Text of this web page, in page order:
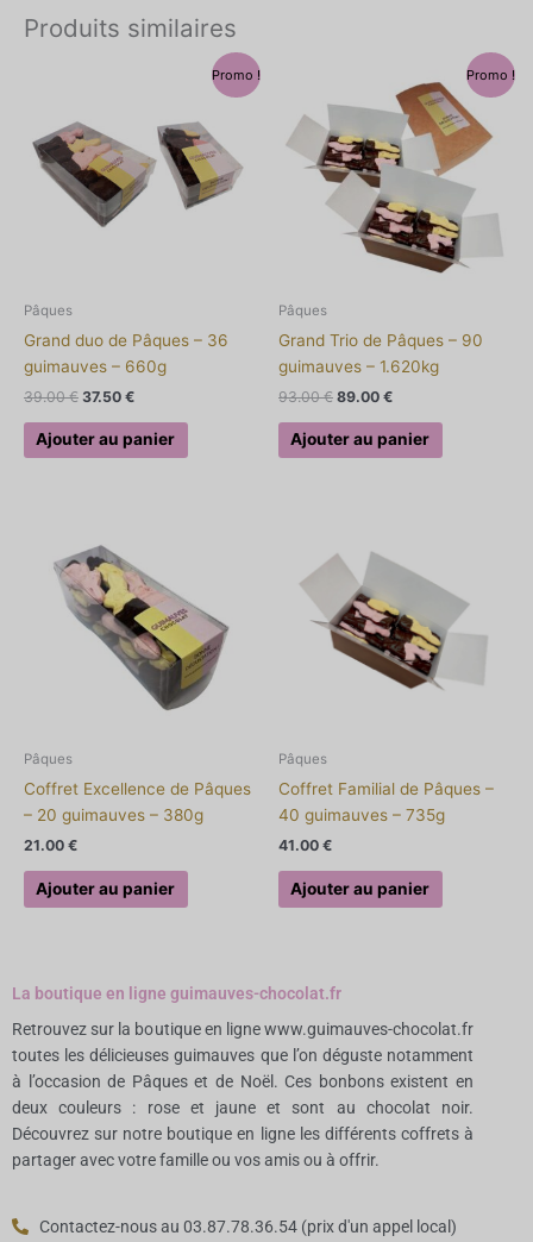
Produits similaires
Promo !
Pâques
Grand duo de Pâques – 36
guimauves – 660g
39.00€
était :
39.00 €.
37.50 €
est :
37.50 €.
Ajouter au panier
Promo !
Pâques
Grand Trio de Pâques – 90
guimauves – 1.620kg
93.00€
initial
93.00 €.
89.00 €
prix
actuel
est :
89.00 €.
Ajouter au panier
Pâques
Coffret Excellence de Pâques
– 20 guimauves – 380g
21.00 €
Ajouter au panier
Pâques
Coffret Familial de Pâques –
40 guimauves – 735g
41.00 €
Ajouter au panier
La boutique en ligne guimauves-chocolat.fr
Retrouvez sur la boutique en ligne www.guimauves-chocolat.fr
toutes les délicieuses guimauves que l’on déguste notamment
à l’occasion de Pâques et de Noël. Ces bonbons existent en
deux couleurs : rose et jaune et sont au chocolat noir.
Découvrez sur notre boutique en ligne les différents coffrets à
partager avec votre famille ou vos amis ou à offrir.
Contactez-nous au 03.87.78.36.54 (prix d'un appel local)